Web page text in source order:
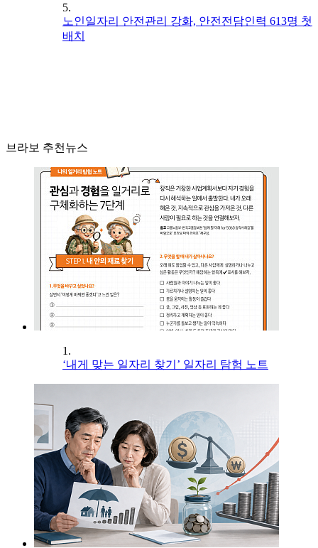
5.
노인일자리 안전관리 강화, 안전전담인력 613명 첫
배치
브라보 추천뉴스
1.
‘내게 맞는 일자리 찾기’ 일자리 탐험 노트